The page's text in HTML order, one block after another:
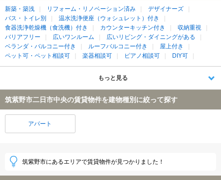
新築・築浅 リフォーム・リノベーション済み
デザイナーズ
バス・トイレ別
温水洗浄便座（ウォシュレット）付き
食器洗浄乾燥機（食洗機）付き
カウンターキッチン付き
収納重視
バリアフリー
広いワンルーム
広いリビング・ダイニングがある
ベランダ・バルコニー付き
ルーフバルコニー付き
屋上付き
ペット可・ペット相談可
楽器相談可 ピアノ相談可 DIY可
もっと見る
筑紫野市二日市中央の賃貸物件を建物種別に絞って探す
アパート
筑紫野市にあるエリアで賃貸物件が見つかりました！